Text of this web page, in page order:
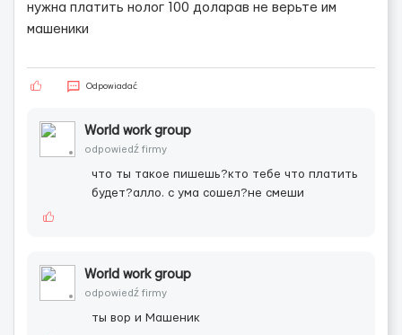
нужна платить нолог 100 доларав не верьте им
машеники
Odpowiadać
World work group
odpowiedź firmy
что ты такое пишешь?кто тебе что платить
будет?алло. с ума сошел?не смеши
World work group
odpowiedź firmy
ты вор и Машеник